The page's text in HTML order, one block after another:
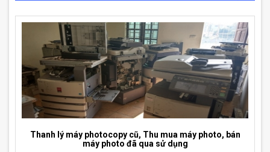
Thanh lý máy photocopy cũ, Thu mua máy photo, bán
máy photo đã qua sử dụng